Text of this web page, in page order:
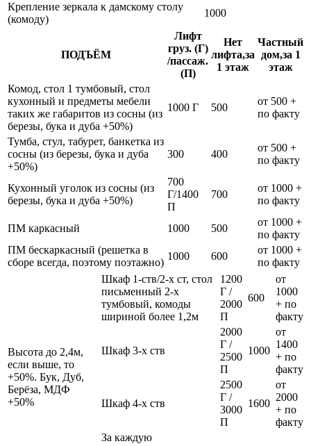
Крепление зеркала к дамскому столу
(комоду)
1000
ПОДЪЁМ
Лифт
груз. (Г)
/пассаж.
(П)
Нет
лифта,за
1 этаж
Частный
дом,за 1
этаж
Комод, стол 1 тумбовый, стол
кухонный и предметы мебели
таких же габаритов из сосны (из
березы, бука и дуба +50%)
1000 Г 500
от 500 +
по факту
Тумба, стул, табурет, банкетка из
сосны (из березы, бука и дуба
+50%)
300 400
от 500 +
по факту
Кухонный уголок из сосны (из
березы, бука и дуба +50%)
700
Г/1400
П
700
от 1000 +
по факту
ПМ каркасный 1000 500
от 1000 +
по факту
ПМ бескаркасный (решетка в
сборе всегда, поэтому поэтажно)
1000 600
от 1000 +
по факту
Высота до 2,4м,
если выше, то
+50%. Бук, Дуб,
Берёза, МДФ
+50%
Шкаф 1-ств/2-х ст, стол
письменный 2-х
тумбовый, комоды
шириной более 1,2м
1200
Г /
2000
П
600
от
1000
+ по
факту
Шкаф 3-х ств
2000
Г /
2500
П
1000
от
1400
+ по
факту
Шкаф 4-х ств
2500
Г /
3000
П
1600
от
2000
+ по
факту
За каждую